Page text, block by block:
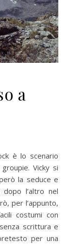
a
Vicky si
la seduce e
l’altro nel
per l’appunto,
costumi con
scrittura e
per una